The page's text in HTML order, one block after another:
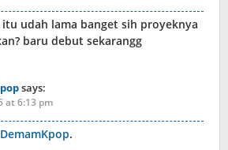
itu udah lama banget sih proyeknya
baru debut sekarangg
says:
at 6:13 pm
DemamKpop.